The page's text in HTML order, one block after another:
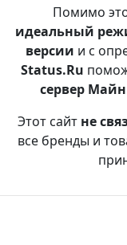
Помимо
идеальный
версии и с
Status.Ru
сервер
Этот сайт не
все бренды и